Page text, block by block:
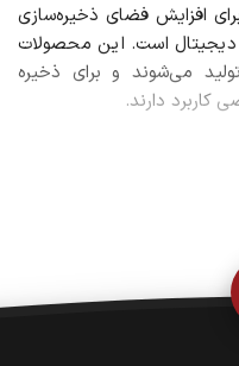
افزایش فضای ذخیره‌سازی
دیجیتال است. این محصولات
می‌شوند و برای ذخیره
دارند.